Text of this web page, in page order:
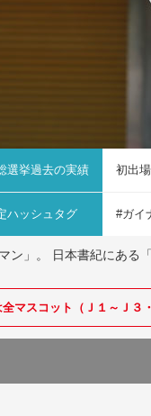
選挙過去の実績 初出場
ハッシュタグ #ガイ
ン」。 日本書紀にある
マスコット（Ｊ１～Ｊ３